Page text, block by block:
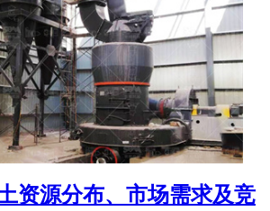
资源分布、市场需求及竞